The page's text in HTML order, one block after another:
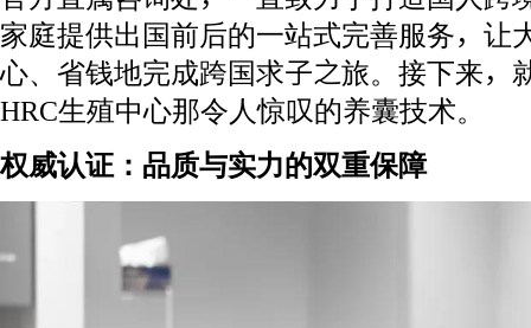
家庭提供出国前后的一站式完善服务，让
心、省钱地完成跨国求子之旅。接下来，
HRC生殖中心那令人惊叹的养囊技术。
权威认证：品质与实力的双重保障